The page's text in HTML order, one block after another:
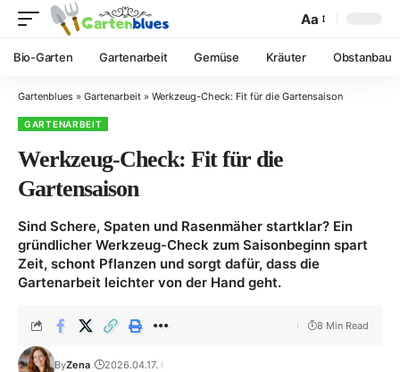
Aa
Bio-Garten Gartenarbeit Gemüse Kräuter Obstanbau
Gartenblues » Gartenarbeit » Werkzeug-Check: Fit für die Gartensaison
GARTENARBEIT
Werkzeug-Check: Fit für die
Gartensaison
Sind Schere, Spaten und Rasenmäher startklar? Ein
gründlicher Werkzeug-Check zum Saisonbeginn spart
Zeit, schont Pflanzen und sorgt dafür, dass die
Gartenarbeit leichter von der Hand geht.
ByZena 2026.04.17.
8 Min Read